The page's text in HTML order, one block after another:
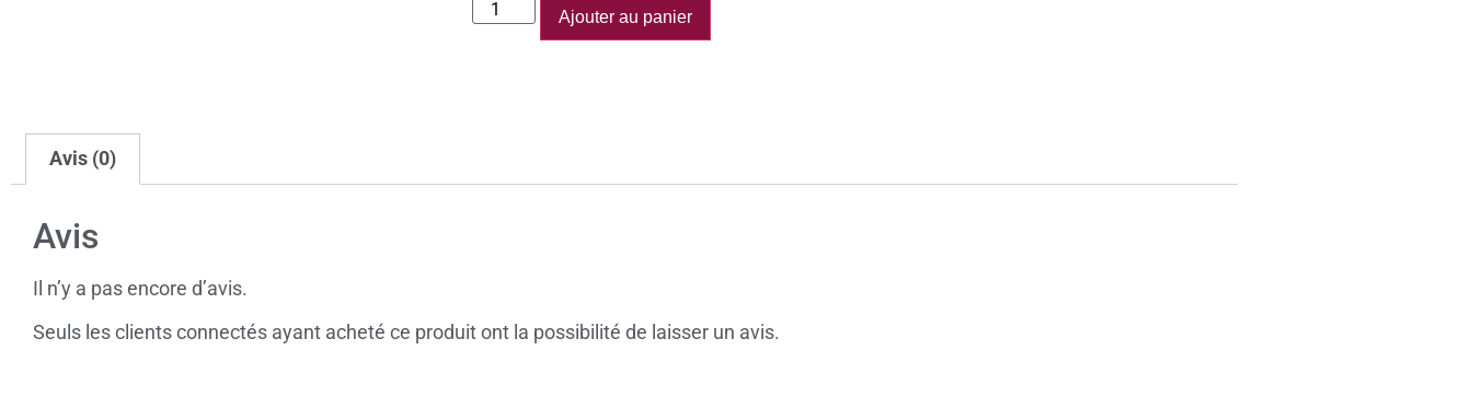
Ajouter au panier
Avis (0)
Avis
Il n’y a pas encore d’avis.
Seuls les clients connectés ayant acheté ce produit ont la possibilité de laisser un avis.